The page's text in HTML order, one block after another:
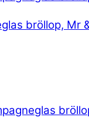
bröllop, Mr